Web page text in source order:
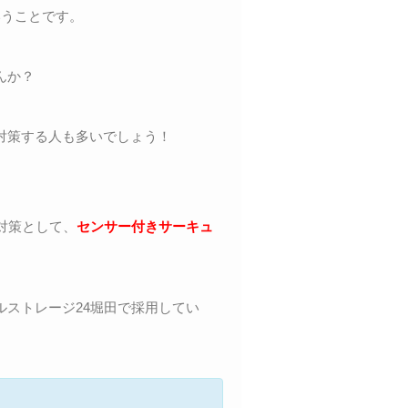
ことです。
か？
する人も多いでしょう！
として、 センサー付きサーキュ
トレージ24堀田で採用してい